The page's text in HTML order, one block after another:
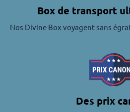
Box de transport
Nos Divine Box voyagent sans
Des prix